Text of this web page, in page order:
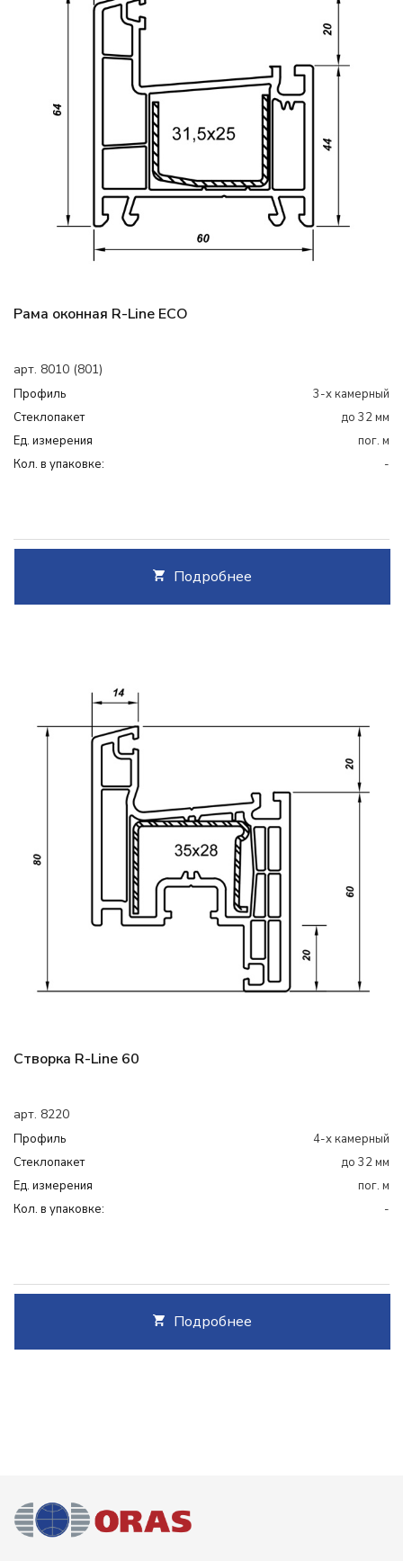
Рама оконная R-Line ECO
арт. 8010 (801)
Профиль
3-х камерный
Cтеклопакет
до 32 мм
Ед. измерения
пог. м
Кол. в упаковке:
-
Подробнее
Створка R-Line 60
арт. 8220
Профиль
4-х камерный
Cтеклопакет
до 32 мм
Ед. измерения
пог. м
Кол. в упаковке:
-
Подробнее